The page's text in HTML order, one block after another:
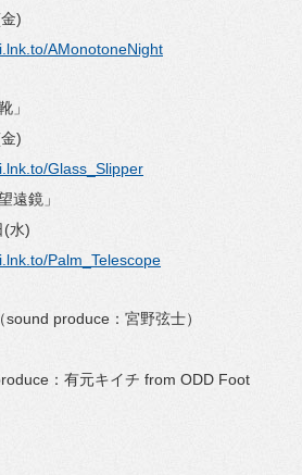
)
AMonotoneNight
」
)
Glass_Slipper
遠鏡」
(水)
Palm_Telescope
produce：宮野弦士）
：有元キイチ from ODD Foot